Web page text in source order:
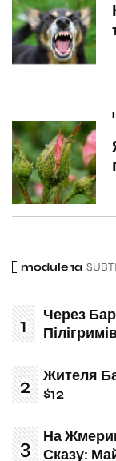
module 1a
Через
Жителя
$12
На
Сказу: